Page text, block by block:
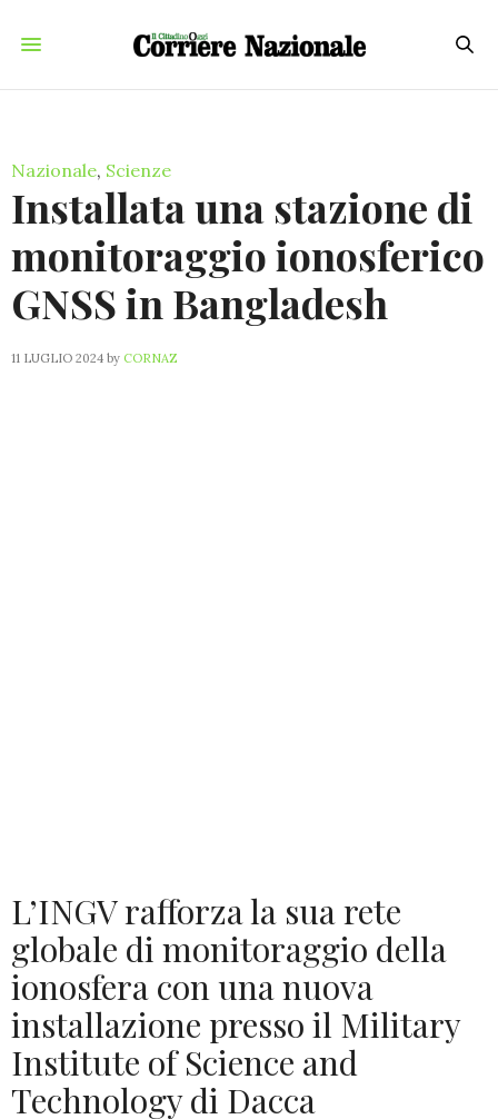
Nazionale, Scienze
Installata una stazione di
monitoraggio ionosferico
GNSS in Bangladesh
11 LUGLIO 2024 by CORNAZ
L’INGV rafforza la sua rete
globale di monitoraggio della
ionosfera con una nuova
installazione presso il Military
Institute of Science and
Technology di Dacca